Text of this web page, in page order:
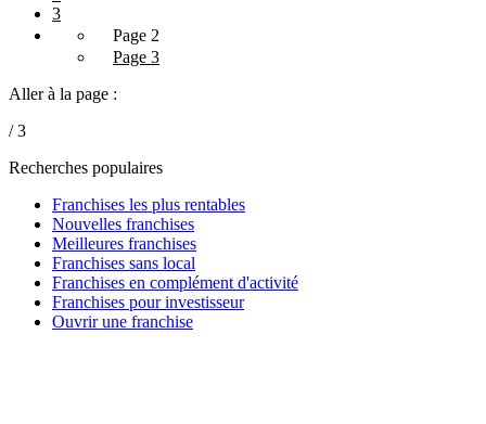
3
Page 2
Page 3
Aller à la page :
/ 3
Recherches populaires
Franchises les plus rentables
Nouvelles franchises
Meilleures franchises
Franchises sans local
Franchises en complément d'activité
Franchises pour investisseur
Ouvrir une franchise